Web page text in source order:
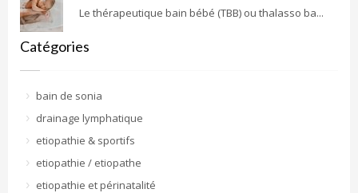
Le thérapeutique bain bébé (TBB) ou thalasso ba...
Catégories
bain de sonia
drainage lymphatique
etiopathie & sportifs
etiopathie / etiopathe
etiopathie et périnatalité